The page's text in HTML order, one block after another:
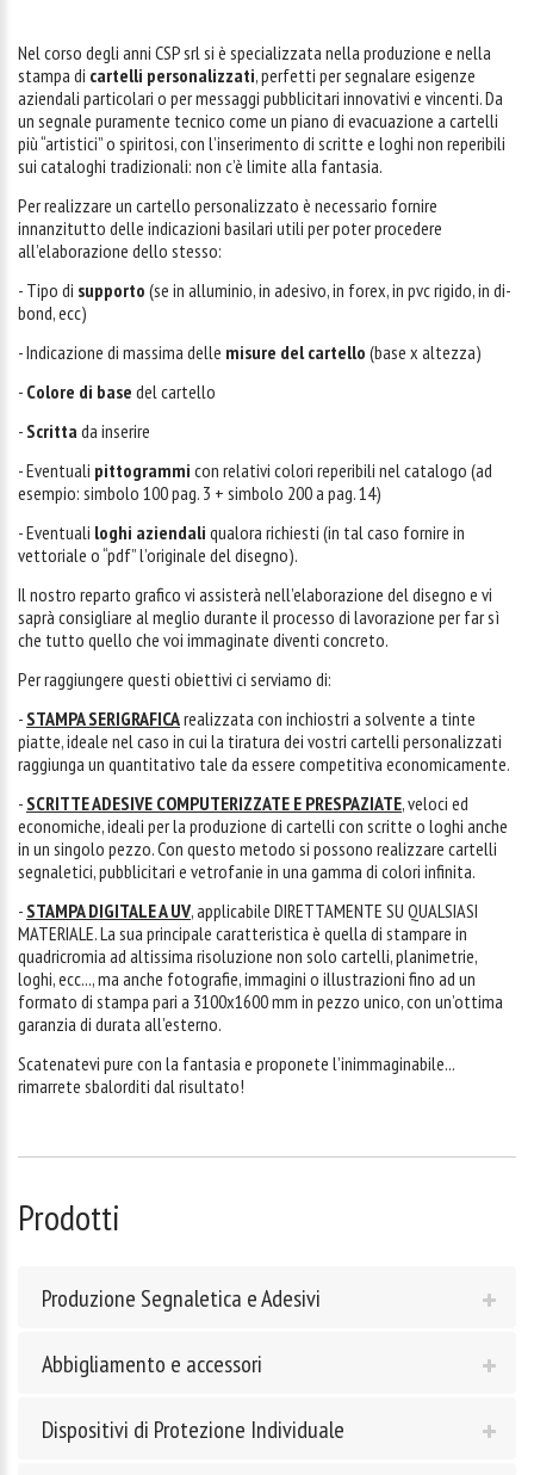
Nel corso degli anni CSP srl si è specializzata nella produzione e nella
stampa di cartelli personalizzati, perfetti per segnalare esigenze
aziendali particolari o per messaggi pubblicitari innovativi e vincenti. Da
un segnale puramente tecnico come un piano di evacuazione a cartelli
più “artistici” o spiritosi, con l’inserimento di scritte e loghi non reperibili
sui cataloghi tradizionali: non c’è limite alla fantasia.
Per realizzare un cartello personalizzato è necessario fornire
innanzitutto delle indicazioni basilari utili per poter procedere
all’elaborazione dello stesso:
- Tipo di supporto (se in alluminio, in adesivo, in forex, in pvc rigido, in di-
bond, ecc)
- Indicazione di massima delle misure del cartello (base x altezza)
- Colore di base del cartello
- Scritta da inserire
- Eventuali pittogrammi con relativi colori reperibili nel catalogo (ad
esempio: simbolo 100 pag. 3 + simbolo 200 a pag. 14)
- Eventuali loghi aziendali qualora richiesti (in tal caso fornire in
vettoriale o “pdf” l’originale del disegno).
Il nostro reparto grafico vi assisterà nell’elaborazione del disegno e vi
saprà consigliare al meglio durante il processo di lavorazione per far sì
che tutto quello che voi immaginate diventi concreto.
Per raggiungere questi obiettivi ci serviamo di:
- STAMPA SERIGRAFICArealizzata con inchiostri a solvente a tinte
piatte, ideale nel caso in cui la tiratura dei vostri cartelli personalizzati
raggiunga un quantitativo tale da essere competitiva economicamente.
- SCRITTE ADESIVE COMPUTERIZZATE E PRESPAZIATE, veloci ed
economiche, ideali per la produzione di cartelli con scritte o loghi anche
in un singolo pezzo. Con questo metodo si possono realizzare cartelli
segnaletici, pubblicitari e vetrofanie in una gamma di colori infinita.
- STAMPA DIGITALE A UV, applicabile DIRETTAMENTE SU QUALSIASI
MATERIALE. La sua principale caratteristica è quella di stampare in
quadricromia ad altissima risoluzione non solo cartelli, planimetrie,
loghi, ecc..., ma anche fotografie, immagini o illustrazioni fino ad un
formato di stampa pari a 3100x1600 mm in pezzo unico, con un’ottima
garanzia di durata all’esterno.
Scatenatevi pure con la fantasia e proponete l’inimmaginabile...
rimarrete sbalorditi dal risultato!
Prodotti
Produzione Segnaletica e Adesivi
Abbigliamento e accessori
Dispositivi di Protezione Individuale